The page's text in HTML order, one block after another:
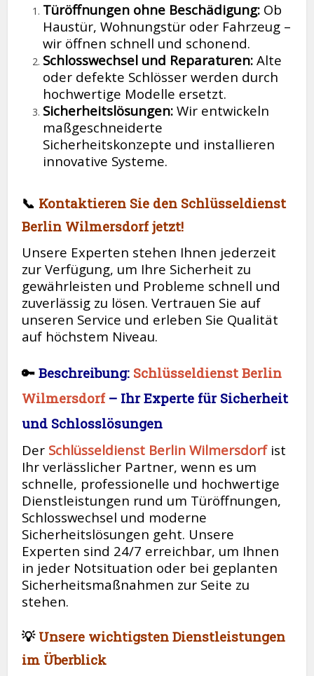
Türöffnungen ohne Beschädigung: Ob
Haustür, Wohnungstür oder Fahrzeug –
wir öffnen schnell und schonend.
Schlosswechsel und Reparaturen: Alte
oder defekte Schlösser werden durch
hochwertige Modelle ersetzt.
Sicherheitslösungen: Wir entwickeln
maßgeschneiderte
Sicherheitskonzepte und installieren
innovative Systeme.
📞 Kontaktieren Sie den Schlüsseldienst
Berlin Wilmersdorf jetzt!
Unsere Experten stehen Ihnen jederzeit
zur Verfügung, um Ihre Sicherheit zu
gewährleisten und Probleme schnell und
zuverlässig zu lösen. Vertrauen Sie auf
unseren Service und erleben Sie Qualität
auf höchstem Niveau.
🔑 Beschreibung: Schlüsseldienst Berlin
Wilmersdorf– Ihr Experte für Sicherheit
und Schlosslösungen
Der Schlüsseldienst Berlin Wilmersdorfist
Ihr verlässlicher Partner, wenn es um
schnelle, professionelle und hochwertige
Dienstleistungen rund um Türöffnungen,
Schlosswechsel und moderne
Sicherheitslösungen geht. Unsere
Experten sind 24/7 erreichbar, um Ihnen
in jeder Notsituation oder bei geplanten
Sicherheitsmaßnahmen zur Seite zu
stehen.
💡 Unsere wichtigsten Dienstleistungen
im Überblick